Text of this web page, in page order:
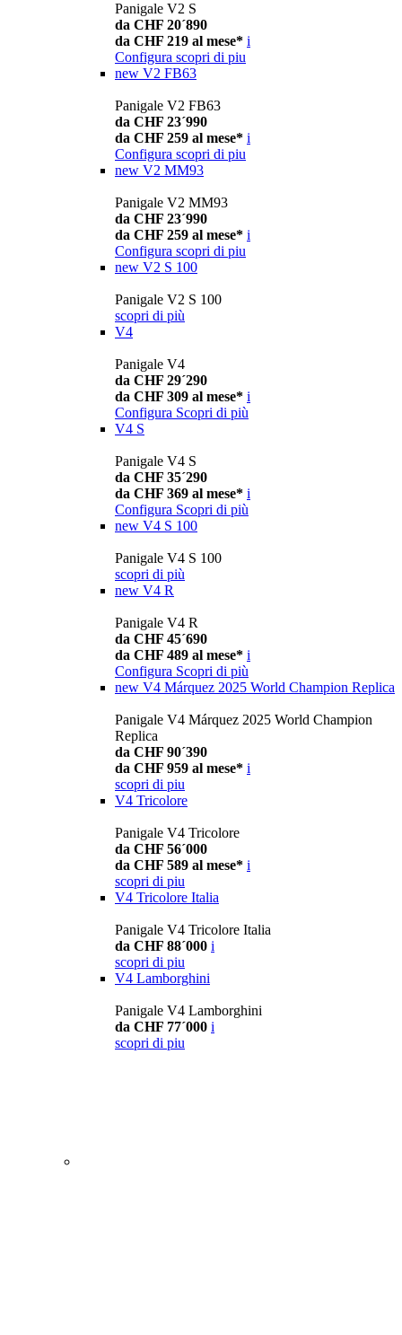
Panigale V2 S
da CHF 20´890
da CHF 219 al mese* i
Configura scopri di piu
new V2 FB63
Panigale V2 FB63
da CHF 23´990
da CHF 259 al mese* i
Configura scopri di piu
new V2 MM93
Panigale V2 MM93
da CHF 23´990
da CHF 259 al mese* i
Configura scopri di piu
new V2 S 100
Panigale V2 S 100
scopri di più
V4
Panigale V4
da CHF 29´290
da CHF 309 al mese* i
Configura Scopri di più
V4 S
Panigale V4 S
da CHF 35´290
da CHF 369 al mese* i
Configura Scopri di più
new V4 S 100
Panigale V4 S 100
scopri di più
new V4 R
Panigale V4 R
da CHF 45´690
da CHF 489 al mese* i
Configura Scopri di più
new V4 Márquez 2025 World Champion Replica
Panigale V4 Márquez 2025 World Champion
Replica
da CHF 90´390
da CHF 959 al mese* i
scopri di piu
V4 Tricolore
Panigale V4 Tricolore
da CHF 56´000
da CHF 589 al mese* i
scopri di piu
V4 Tricolore Italia
Panigale V4 Tricolore Italia
da CHF 88´000 i
scopri di piu
V4 Lamborghini
Panigale V4 Lamborghini
da CHF 77´000 i
scopri di piu